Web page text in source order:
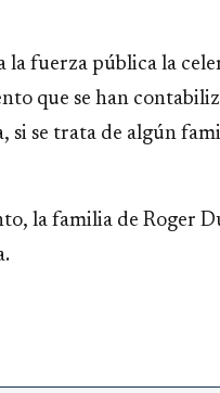
la fuerza pública la
que se han
si se trata de algún
la familia de Roger